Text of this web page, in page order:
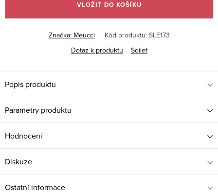
VLOŽIT DO KOŠÍKU
Značka: Meucci Kód produktu: SLE173
Dotaz k produktu
Sdílet
Popis produktu
Parametry produktu
Hodnocení
Diskuze
Ostatní informace